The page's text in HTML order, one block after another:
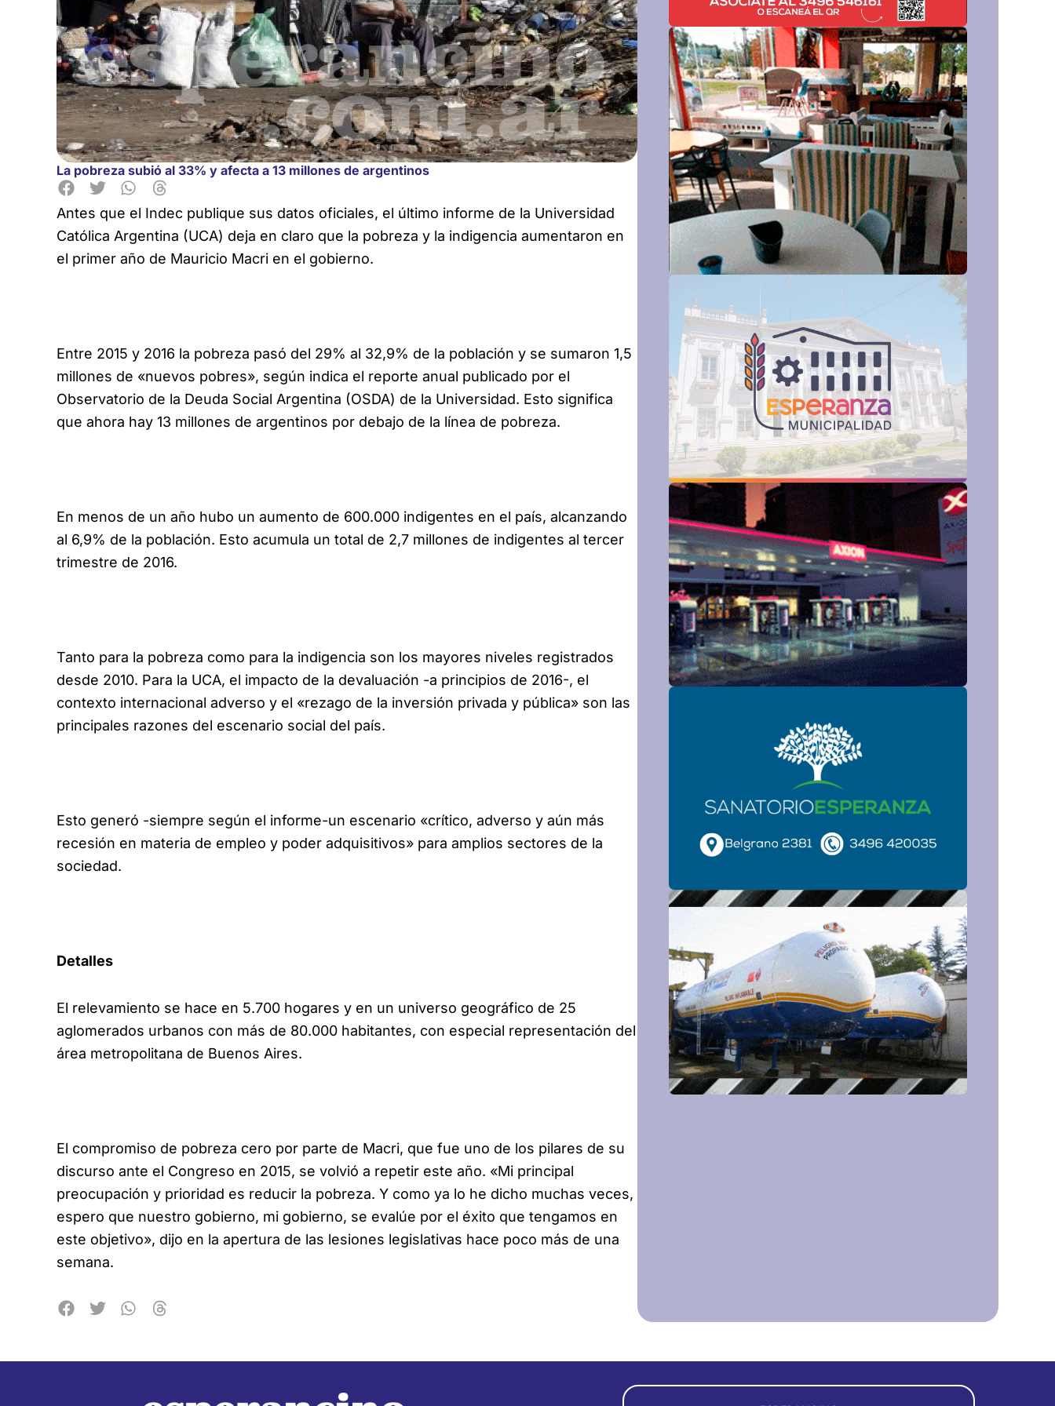
La pobreza subió al 33% y afecta a 13 millones de argentinos
Antes que el Indec publique sus datos oficiales, el último informe de la Universidad
Católica Argentina (UCA) deja en claro que la pobreza y la indigencia aumentaron en
el primer año de Mauricio Macri en el gobierno.
Entre 2015 y 2016 la pobreza pasó del 29% al 32,9% de la población y se sumaron 1,5
millones de «nuevos pobres», según indica el reporte anual publicado por el
Observatorio de la Deuda Social Argentina (OSDA) de la Universidad. Esto significa
que ahora hay 13 millones de argentinos por debajo de la línea de pobreza.
En menos de un año hubo un aumento de 600.000 indigentes en el país, alcanzando
al 6,9% de la población. Esto acumula un total de 2,7 millones de indigentes al tercer
trimestre de 2016.
Tanto para la pobreza como para la indigencia son los mayores niveles registrados
desde 2010. Para la UCA, el impacto de la devaluación -a principios de 2016-, el
contexto internacional adverso y el «rezago de la inversión privada y pública» son las
principales razones del escenario social del país.
Esto generó -siempre según el informe-un escenario «crítico, adverso y aún más
recesión en materia de empleo y poder adquisitivos» para amplios sectores de la
sociedad.
Detalles
El relevamiento se hace en 5.700 hogares y en un universo geográfico de 25
aglomerados urbanos con más de 80.000 habitantes, con especial representación del
área metropolitana de Buenos Aires.
El compromiso de pobreza cero por parte de Macri, que fue uno de los pilares de su
discurso ante el Congreso en 2015, se volvió a repetir este año. «Mi principal
preocupación y prioridad es reducir la pobreza. Y como ya lo he dicho muchas veces,
espero que nuestro gobierno, mi gobierno, se evalúe por el éxito que tengamos en
este objetivo», dijo en la apertura de las lesiones legislativas hace poco más de una
semana.